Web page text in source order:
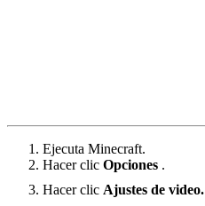
Ejecuta Minecraft.
Hacer clic Opciones .
Hacer clic Ajustes de video.